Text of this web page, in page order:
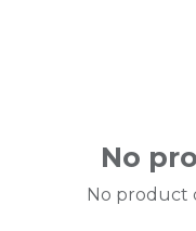
No
No product